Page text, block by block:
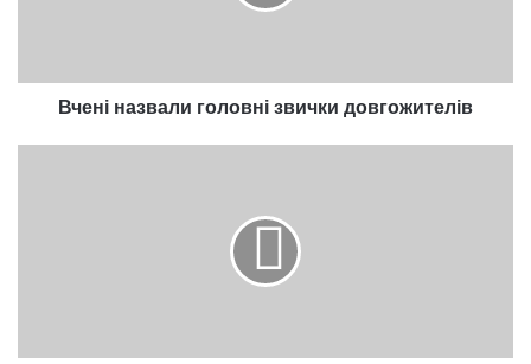
Вчені назвали головні звички довгожителів